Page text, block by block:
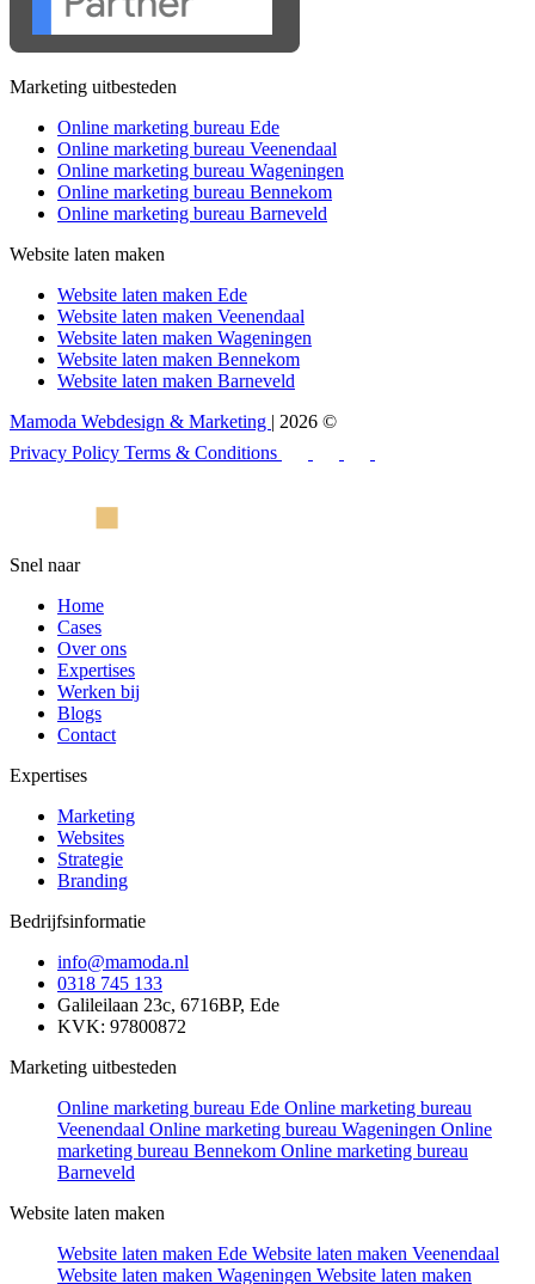
Marketing uitbesteden
Online marketing bureau Ede
Online marketing bureau Veenendaal
Online marketing bureau Wageningen
Online marketing bureau Bennekom
Online marketing bureau Barneveld
Website laten maken
Website laten maken Ede
Website laten maken Veenendaal
Website laten maken Wageningen
Website laten maken Bennekom
Website laten maken Barneveld
Mamoda Webdesign & Marketing | 2026 ©
Privacy Policy Terms & Conditions
Snel naar
Home
Cases
Over ons
Expertises
Werken bij
Blogs
Contact
Expertises
Marketing
Websites
Strategie
Branding
Bedrijfsinformatie
info@mamoda.nl
0318 745 133
Galileilaan 23c, 6716BP, Ede
KVK: 97800872
Marketing uitbesteden
Online marketing bureau Ede Online marketing bureau
Veenendaal Online marketing bureau Wageningen Online
marketing bureau Bennekom Online marketing bureau
Barneveld
Website laten maken
Website laten maken Ede Website laten maken Veenendaal
Website laten maken Wageningen Website laten maken